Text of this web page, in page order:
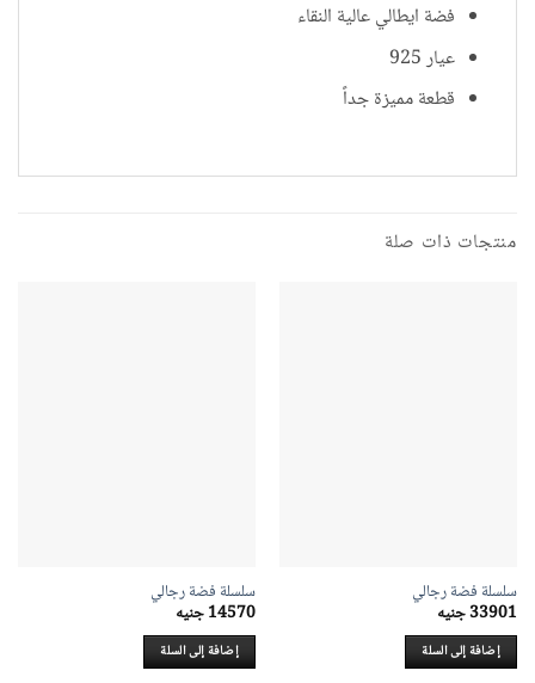
فضة ايطالي عالية النقاء
عيار 925
قطعة مميزة جداً
منتجات ذات صلة
سلسلة فضة رجالي
33901جنيه
إضافة إلى السلة
سلسلة فضة رجالي
14570جنيه
إضافة إلى السلة